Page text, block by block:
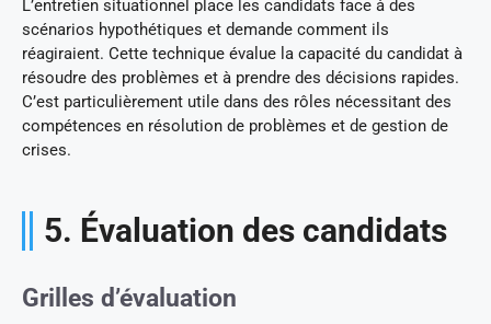
L’entretien situationnel place les candidats face à des
scénarios hypothétiques et demande comment ils
réagiraient. Cette technique évalue la capacité du candidat à
résoudre des problèmes et à prendre des décisions rapides.
C’est particulièrement utile dans des rôles nécessitant des
compétences en résolution de problèmes et de gestion de
crises.
5. Évaluation des candidats
Grilles d’évaluation